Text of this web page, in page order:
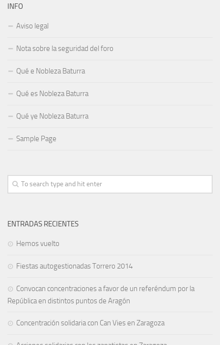
INFO
Aviso legal
Nota sobre la seguridad del foro
Qué e Nobleza Baturra
Qué es Nobleza Baturra
Qué ye Nobleza Baturra
Sample Page
ENTRADAS RECIENTES
Hemos vuelto
Fiestas autogestionadas Torrero 2014
Convocan concentraciones a favor de un referéndum por la
República en distintos puntos de Aragón
Concentración solidaria con Can Vies en Zaragoza